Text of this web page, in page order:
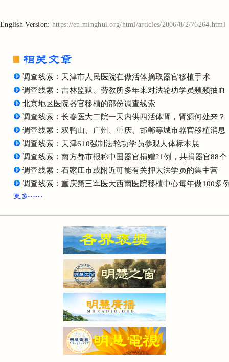
English Version: https://en.minghui.org/html/articles/2006/8/2/76264.html
调查线索：天津市人民医院在做活体摘取器官移植手术
调查线索：吉林监狱、劳教所多年来对法轮功学员频频抽血
北京地区医院器官移植的部份调查线索
调查线索：长春医大二院一天内供四活体肾，肾源何处来？
调查线索：双鸭山、广州、重庆、邯郸等城市器官移植消息
调查线索：天津610强制法轮功学员参观人体标本展
调查线索：南方都市报称中国器官捐赠21例，共捐器官88个
调查线索：石家庄市或附近可能有关押大法学员的集中营
调查线索：重庆第三军医大西南医院移植中心每年做100多